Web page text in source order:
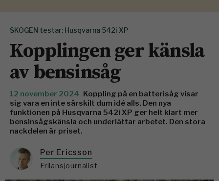
SKOGEN testar: Husqvarna 542i XP
Kopplingen ger känsla
av bensinsåg
12 november 2024 Koppling på en batterisåg visar
sig vara en inte särskilt dum idé alls. Den nya
funktionen på Husqvarna 542i XP ger helt klart mer
bensinsågskänsla och underlättar arbetet. Den stora
nackdelen är priset.
Per Ericsson
Frilansjournalist